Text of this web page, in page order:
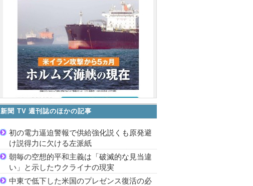
新聞 TV 週刊誌のほかの記事
初の電力逼迫警報で供給強化説くも原発避
け説得力に欠ける左派紙
朝毎の空想的平和主義は「破滅的な見当違
い」と示したウクライナの現実
中東で低下した米国のプレゼンス復活の必